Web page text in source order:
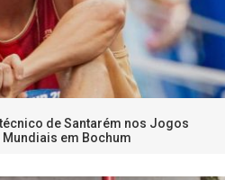
de Santarém nos Jogos
em Bochum